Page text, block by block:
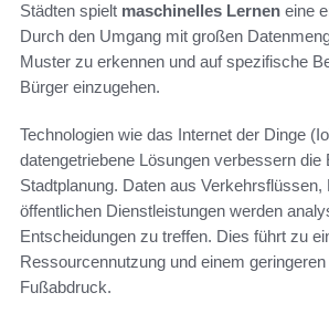
Städten spielt maschinelles Lernen eine
Durch den Umgang mit großen
Muster zu erkennen und auf spezifische
Bürger einzugehen.
Technologien wie das Internet der Dinge
datengetriebene Lösungen verbessern die
Stadtplanung. Daten aus Verkehrsflüssen,
öffentlichen Dienstleistungen werden
Entscheidungen zu treffen. Dies führt zu
Ressourcennutzung und einem
Fußabdruck.